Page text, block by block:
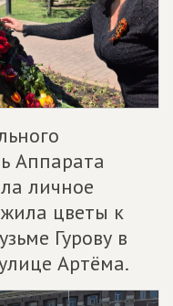
Аппарата
личное
цветы к
Гурову в
Артёма.